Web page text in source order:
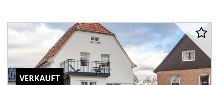
VERKAUFT